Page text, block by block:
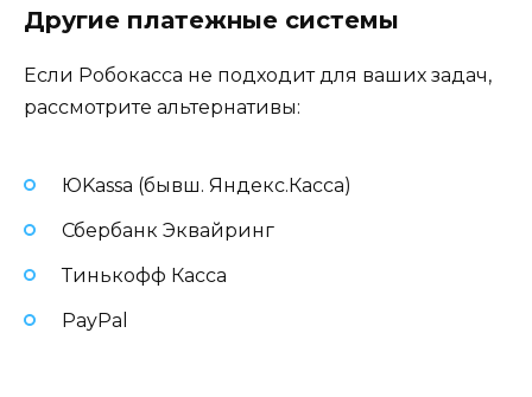
Другие платежные системы
Если Робокасса не подходит для ваших задач,
рассмотрите альтернативы:
ЮKassa (бывш. Яндекс.Касса)
Сбербанк Эквайринг
Тинькофф Касса
PayPal